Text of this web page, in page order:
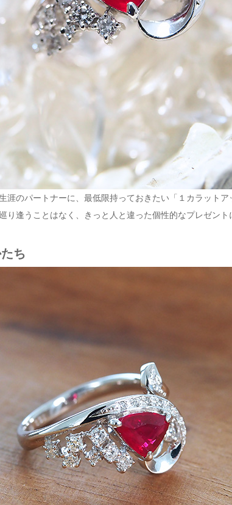
涯のパートナーに、最低限持っておきたい「１カラット
り逢うことはなく、きっと人と違った個性的なプレゼント
ち